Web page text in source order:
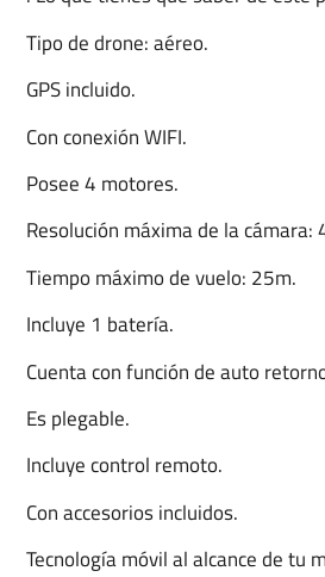
Tipo de drone: aéreo.
GPS incluido.
Con conexión WIFI.
Posee 4 motores.
Resolución máxima de la cámara:
Tiempo máximo de vuelo: 25m.
Incluye 1 batería.
Cuenta con función de auto
Es plegable.
Incluye control remoto.
Con accesorios incluidos.
Tecnología móvil al alcance de tu